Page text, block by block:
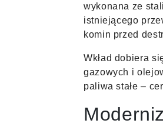
wykonana ze
istniejącego
komin przed
Wkład dobiera
gazowych i
paliwa stałe –